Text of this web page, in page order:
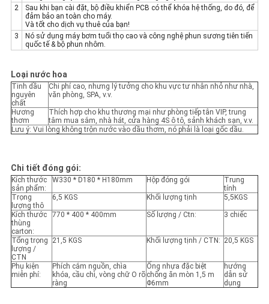
2
Sau khi bạn cài đặt, bộ điều khiển PCB có thể khóa hệ thống, do đó, để
đảm bảo an toàn cho máy.
Và tốt cho dịch vụ thuê của bạn!
3
Nó sử dụng máy bơm tuổi thọ cao và công nghệ phun sương tiên tiến
quốc tế & bộ phun nhôm.
Loại nước hoa
Tinh dầu
nguyên
chất
Chi phí cao, nhưng lý tưởng cho khu vực tư nhân nhỏ như nhà,
văn phòng, SPA, v.v.
Hương
thơm
Thích hợp cho khu thương mại như phòng tiếp tân VIP, trung
tâm mua sắm, nhà hát, cửa hàng 4S ô tô, sảnh khách sạn, v.v.
Lưu ý: Vui lòng không trộn nước vào dầu thơm, nó phải là loại gốc dầu.
Chi tiết đóng gói:
Kích thước
sản phẩm:
W330 * D180 * H180mm Hộp đóng gói
Trung
tính
Trọng
lượng thô
6,5 KGS Khối lượng tịnh 5,5KGS
Kích thước
thùng
carton:
770 * 400 * 400mm Số lượng / Ctn: 3 chiếc
Tổng trọng
lượng /
CTN
21,5 KGS Khối lượng tịnh / CTN: 20,5 KGS
Phụ kiện
miễn phí:
Phích cắm nguồn, chìa
khóa, cầu chì, vòng chữ O rõ
ràng
Ống nhựa đặc biệt
chống ăn mòn 1,5 m
Φ6mm
hướng
dẫn sử
dụng